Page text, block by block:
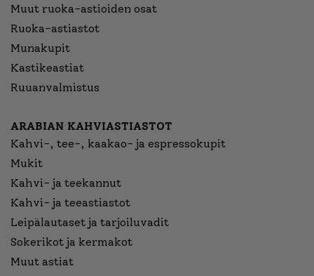
Muut ruoka-astioiden osat
Ruoka-astiastot
Munakupit
Kastikeastiat
Ruuanvalmistus
ARABIAN KAHVIASTIASTOT
Kahvi-, tee-, kaakao- ja espressokupit
Mukit
Kahvi- ja teekannut
Kahvi- ja teeastiastot
Leipälautaset ja tarjoiluvadit
Sokerikot ja kermakot
Muut astiat